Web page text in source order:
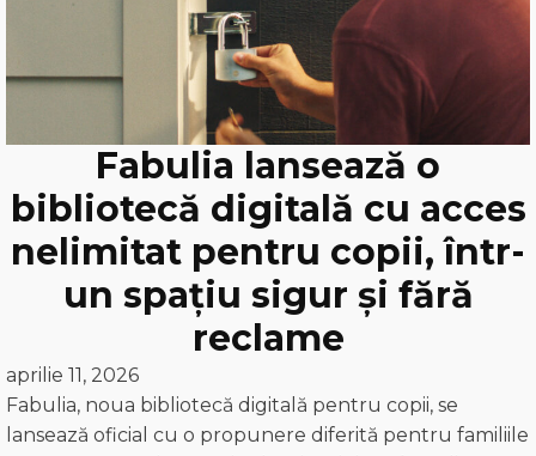
Fabulia lansează o
bibliotecă digitală cu acces
nelimitat pentru copii, într-
un spațiu sigur și fără
reclame
aprilie 11, 2026
Fabulia, noua bibliotecă digitală pentru copii, se
lansează oficial cu o propunere diferită pentru familiile